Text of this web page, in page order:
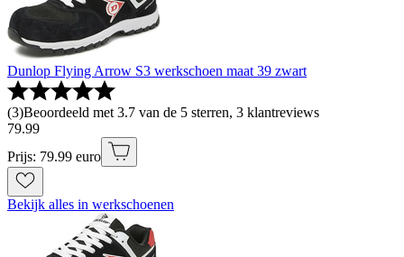
Dunlop Flying Arrow S3 werkschoen maat 39 zwart
(3)Beoordeeld met 3.7 van de 5 sterren, 3 klantreviews
79.99
Prijs: 79.99 euro
Bekijk alles in werkschoenen